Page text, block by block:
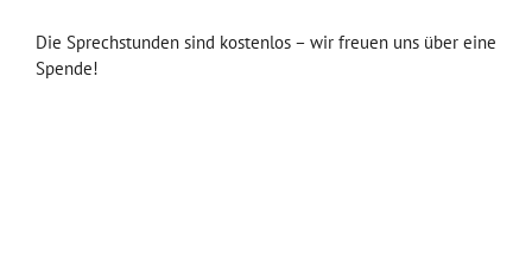
Die Sprechstunden sind kostenlos – wir freuen uns über eine
Spende!